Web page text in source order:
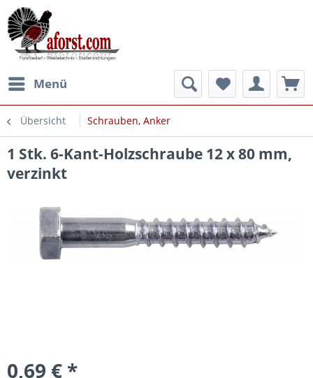
Menü
Übersicht Schrauben, Anker
1 Stk. 6-Kant-Holzschraube 12 x 80 mm,
verzinkt
0,69 € *